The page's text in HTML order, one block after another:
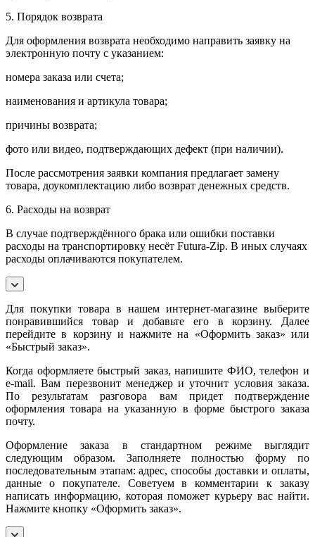
5. Порядок возврата
Для оформления возврата необходимо направить заявку на
электронную почту с указанием:
номера заказа или счета;
наименования и артикула товара;
причины возврата;
фото или видео, подтверждающих дефект (при наличии).
После рассмотрения заявки компания предлагает замену
товара, доукомплектацию либо возврат денежных средств.
6. Расходы на возврат
В случае подтверждённого брака или ошибки поставки
расходы на транспортировку несёт Futura-Zip. В иных случаях
расходы оплачиваются покупателем.
Для покупки товара в нашем интернет-магазине выберите
понравившийся товар и добавьте его в корзину. Далее
перейдите в корзину и нажмите на «Оформить заказ» или
«Быстрый заказ».
Когда оформляете быстрый заказ, напишите ФИО, телефон и
e-mail. Вам перезвонит менеджер и уточнит условия заказа.
По результатам разговора вам придет подтверждение
оформления товара на указанную в форме быстрого заказа
почту.
Оформление заказа в стандартном режиме выглядит
следующим образом. Заполняете полностью форму по
последовательным этапам: адрес, способы доставки и оплаты,
данные о покупателе. Советуем в комментарии к заказу
написать информацию, которая поможет курьеру вас найти.
Нажмите кнопку «Оформить заказ».